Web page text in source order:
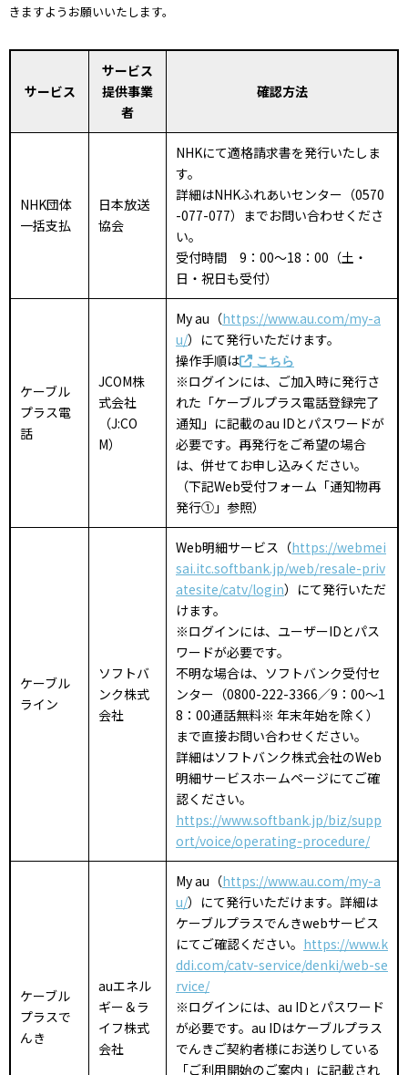
きますようお願いいたします。
サービス
サービス
提供事業
者
確認方法
NHK団体
一括支払
日本放送
協会
NHKにて適格請求書を発行いたしま
す。
詳細はNHKふれあいセンター（0570
-077-077）までお問い合わせくださ
い。
受付時間 9：00～18：00（土・
日・祝日も受付）
ケーブル
プラス電
話
JCOM株
式会社
（J:CO
M）
My au（https://www.au.com/my-a
u/）にて発行いただけます。
操作手順は
こちら
※ログインには、ご加入時に発行さ
れた「ケーブルプラス電話登録完了
通知」に記載のau IDとパスワードが
必要です。再発行をご希望の場合
は、併せてお申し込みください。
（下記Web受付フォーム「通知物再
発行①」参照）
ケーブル
ライン
ソフトバ
ンク株式
会社
Web明細サービス（https://webmei
sai.itc.softbank.jp/web/resale-priv
atesite/catv/login）にて発行いただ
けます。
※ログインには、ユーザーIDとパス
ワードが必要です。
不明な場合は、ソフトバンク受付セ
ンター（0800-222-3366／9：00～1
8：00通話無料※ 年末年始を除く）
まで直接お問い合わせください。
詳細はソフトバンク株式会社のWeb
明細サービスホームページにてご確
認ください。
https://www.softbank.jp/biz/supp
ort/voice/operating-procedure/
ケーブル
プラスで
んき
auエネル
ギー＆ラ
イフ株式
会社
My au（https://www.au.com/my-a
u/）にて発行いただけます。詳細は
ケーブルプラスでんきwebサービス
にてご確認ください。 https://www.k
ddi.com/catv-service/denki/web-se
rvice/
※ログインには、au IDとパスワード
が必要です。au IDはケーブルプラス
でんきご契約者様にお送りしている
「ご利用開始のご案内」に記載され